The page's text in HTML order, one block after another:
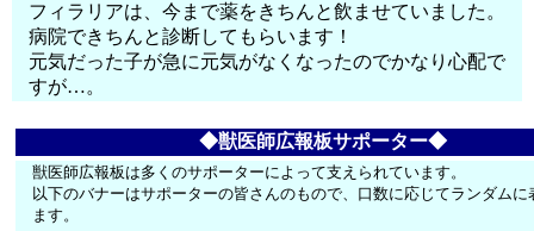
フィラリアは、今まで薬をきちんと飲ませていました。
病院できちんと診断してもらいます！
元気だった子が急に元気がなくなったのでかなり心配で
すが…。
◆獣医師広報板サポーター◆
獣医師広報板は多くのサポーターによって支えられています。
以下のバナーはサポーターの皆さんのもので、口数に応じてランダムに
ます。